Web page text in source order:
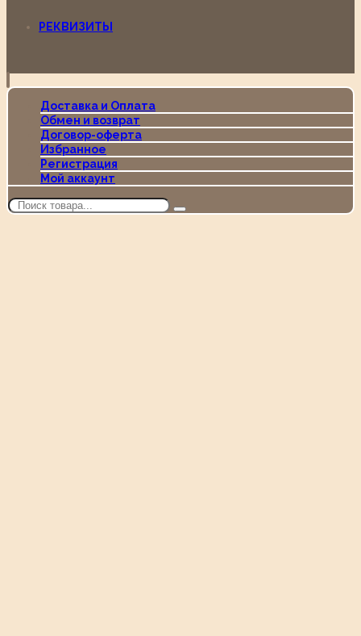
РЕКВИЗИТЫ
Доставка и Оплата
Обмен и возврат
Договор-оферта
Избранное
Регистрация
Мой аккаунт